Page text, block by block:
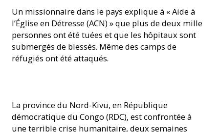
Un missionnaire dans le pays explique à « Aide à
l’Église en Détresse (ACN) » que plus de deux mille
personnes ont été tuées et que les hôpitaux sont
submergés de blessés. Même des camps de
réfugiés ont été attaqués.
La province du Nord-Kivu, en République
démocratique du Congo (RDC), est confrontée à
une terrible crise humanitaire, deux semaines
Liechti)